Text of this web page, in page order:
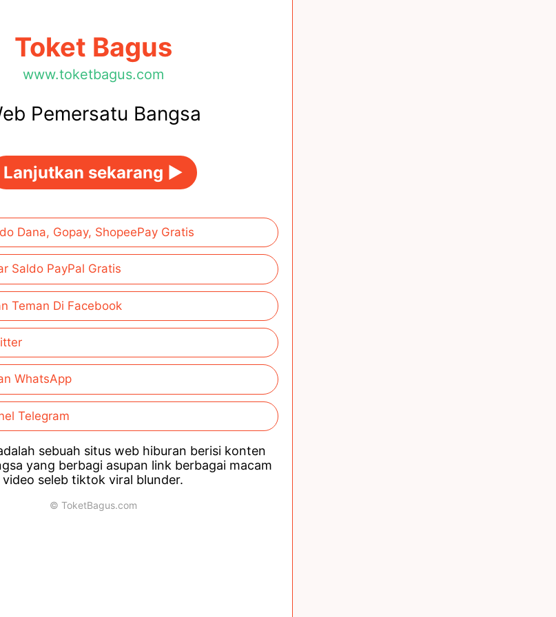
Toket Bagus
www.toketbagus.com
Pemersatu Bangsa
Lanjutkan sekarang ►
Dana, Gopay, ShopeePay Gratis
Saldo PayPal Gratis
Teman Di Facebook
WhatsApp
Telegram
sebuah situs web hiburan berisi konten
yang berbagi asupan link berbagai macam
video seleb tiktok viral blunder.
© ToketBagus.com